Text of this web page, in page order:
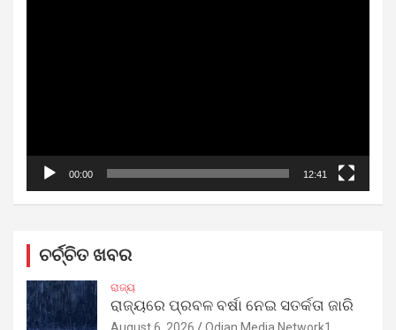
00:00 12:41
ଚର୍ଚ୍ଚିତ ଖବର
ରାଜ୍ୟ
ରାଜ୍ୟରେ ପ୍ରବଳ ବର୍ଷା ନେଇ ସତର୍କତା ଜାରି
August 6, 2026 Odian Media Network1